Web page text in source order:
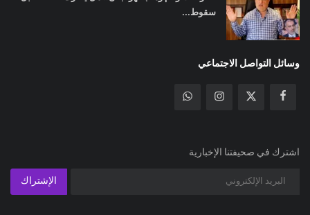
سقوط...
وسائل التواصل الاجتماعي
اشترك في صحيفتنا الإخبارية
الإشتراك